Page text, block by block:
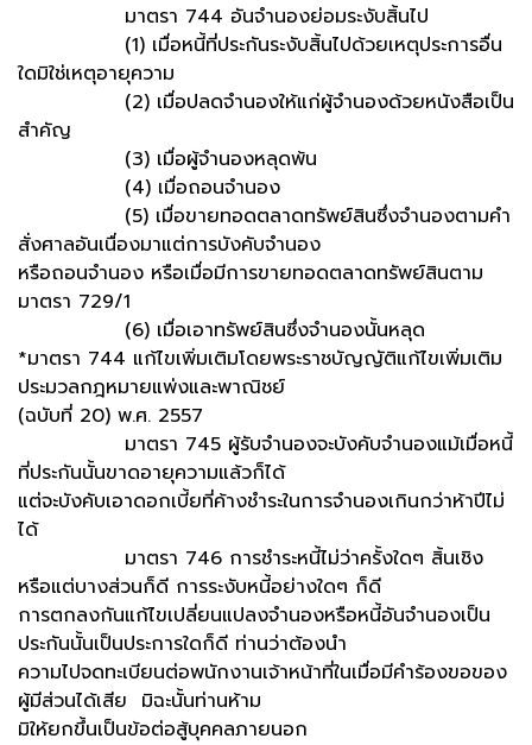
มาตรา 744 อันจำนองย่อมระงับสิ้นไป
(1) เมื่อหนี้ที่ประกันระงับสิ้นไปด้วยเหตุประการอื่น
ใดมิใช่เหตุอายุความ
(2) เมื่อปลดจำนองให้แก่ผู้จำนองด้วยหนังสือเป็น
สำคัญ
(3) เมื่อผู้จำนองหลุดพ้น
(4) เมื่อถอนจำนอง
(5) เมื่อขายทอดตลาดทรัพย์สินซึ่งจำนองตามคำ
สั่งศาลอันเนื่องมาแต่การบังคับจำนอง
หรือถอนจำนอง หรือเมื่อมีการขายทอดตลาดทรัพย์สินตาม
มาตรา 729/1
(6) เมื่อเอาทรัพย์สินซึ่งจำนองนั้นหลุด
*มาตรา 744 แก้ไขเพิ่มเติมโดยพระราชบัญญัติแก้ไขเพิ่มเติม
ประมวลกฎหมายแพ่งและพาณิชย์
(ฉบับที่ 20) พ.ศ. 2557
มาตรา 745 ผู้รับจำนองจะบังคับจำนองแม้เมื่อหนี้
ที่ประกันนั้นขาดอายุความแล้วก็ได้
แต่จะบังคับเอาดอกเบี้ยที่ค้างชำระในการจำนองเกินกว่าห้าปีไม่
ได้
มาตรา 746 การชำระหนี้ไม่ว่าครั้งใดๆ สิ้นเชิง
หรือแต่บางส่วนก็ดี การระงับหนี้อย่างใดๆ ก็ดี
การตกลงกันแก้ไขเปลี่ยนแปลงจำนองหรือหนี้อันจำนองเป็น
ประกันนั้นเป็นประการใดก็ดี ท่านว่าต้องนำ
ความไปจดทะเบียนต่อพนักงานเจ้าหน้าที่ในเมื่อมีคำร้องขอของ
ผู้มีส่วนได้เสีย มิฉะนั้นท่านห้าม
มิให้ยกขึ้นเป็นข้อต่อสู้บุคคลภายนอก